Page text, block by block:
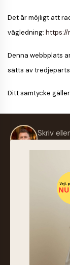
Det är möjligt att
vägledning: https://
Denna webbplats
sätts av
Ditt samtycke
Skriv
Retur eller byte
Anmäl dig till
Få nya
Suzan & Lasse.